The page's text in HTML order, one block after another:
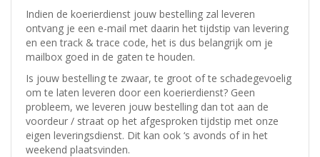
Indien de koerierdienst jouw bestelling zal leveren
ontvang je een e-mail met daarin het tijdstip van levering
en een track & trace code, het is dus belangrijk om je
mailbox goed in de gaten te houden.
Is jouw bestelling te zwaar, te groot of te schadegevoelig
om te laten leveren door een koerierdienst? Geen
probleem, we leveren jouw bestelling dan tot aan de
voordeur / straat op het afgesproken tijdstip met onze
eigen leveringsdienst. Dit kan ook ‘s avonds of in het
weekend plaatsvinden.